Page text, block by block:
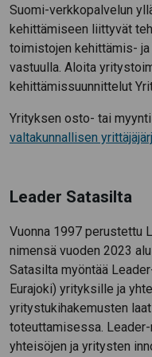
Suomi-verkkopalvelun
kehittämiseen liittyvät
toimistojen kehittämis-
vastuulla. Aloita
kehittämissuunnittelut
Yrityksen osto- tai
valtakunnallisen
Leader Satasilta
Vuonna 1997 perustettu
nimensä vuoden 2023
Satasilta myöntää
Eurajoki) yrityksille ja
yritystukihakemusten
toteuttamisessa. Leader-
yhteisöjen ja yritysten